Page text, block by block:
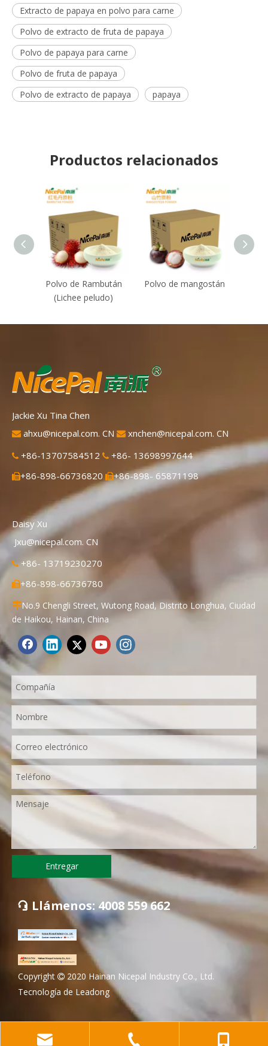
Extracto de papaya en polvo para carne
Polvo de extracto de fruta de papaya
Polvo de papaya para carne
Polvo de fruta de papaya
Polvo de extracto de papaya
papaya
Productos relacionados
Polvo de Rambután
(Lichee peludo)
Polvo de mangostán
Jackie Xu Tina Chen
 ahxu@nicepal.com. CN  xnchen@nicepal.com. CN
 +86-13707584512  +86- 13698997644
+86-898-66736820 +86-898- 65871198
Daisy Xu
Jxu@nicepal.com. CN
 +86- 13719230270
+86-898-66736780
No.9 Chengli Street, Wutong Road, Distrito Longhua, Ciudad
de Haikou, Hainan, China
Entregar
 Llámenos: 4008 559 662
Copyright  2020 Hainan Nicepal Industry Co., Ltd.
Tecnología de Leadong